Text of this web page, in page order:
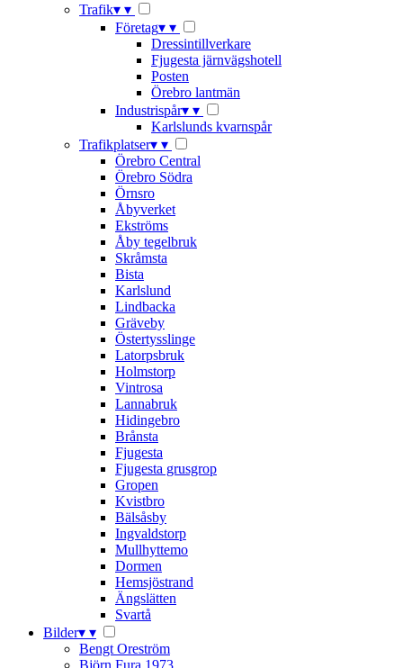
Trafik▾ ▾
Företag▾ ▾
Dressintillverkare
Fjugesta järnvägshotell
Posten
Örebro lantmän
Industrispår▾ ▾
Karlslunds kvarnspår
Trafikplatser▾ ▾
Örebro Central
Örebro Södra
Örnsro
Åbyverket
Ekströms
Åby tegelbruk
Skråmsta
Bista
Karlslund
Lindbacka
Gräveby
Östertysslinge
Latorpsbruk
Holmstorp
Vintrosa
Lannabruk
Hidingebro
Brånsta
Fjugesta
Fjugesta grusgrop
Gropen
Kvistbro
Bälsåsby
Ingvaldstorp
Mullhyttemo
Dormen
Hemsjöstrand
Ängslätten
Svartå
Bilder▾ ▾
Bengt Oreström
Björn Fura 1973